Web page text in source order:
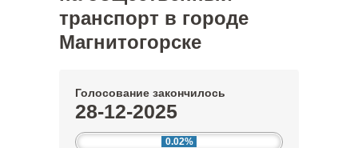
транспорт в городе
Магнитогорске
Голосование закончилось
28-12-2025
0.02%